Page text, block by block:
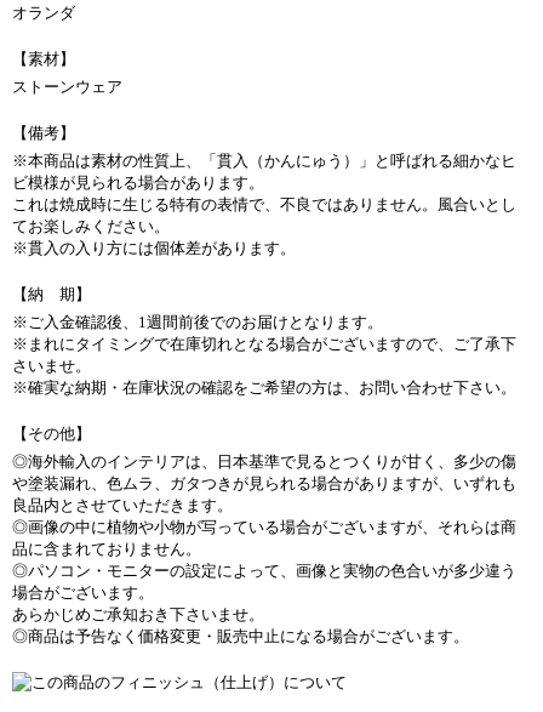
オランダ
【素材】
ストーンウェア
【備考】
※本商品は素材の性質上、「貫入（かんにゅう）」と呼ばれる細かなヒ
ビ模様が見られる場合があります。
これは焼成時に生じる特有の表情で、不良ではありません。風合いとし
てお楽しみください。
※貫入の入り方には個体差があります。
【納 期】
※ご入金確認後、1週間前後でのお届けとなります。
※まれにタイミングで在庫切れとなる場合がございますので、ご了承下
さいませ。
※確実な納期・在庫状況の確認をご希望の方は、お問い合わせ下さい。
【その他】
◎海外輸入のインテリアは、日本基準で見るとつくりが甘く、多少の傷
や塗装漏れ、色ムラ、ガタつきが見られる場合がありますが、いずれも
良品内とさせていただきます。
◎画像の中に植物や小物が写っている場合がございますが、それらは商
品に含まれておりません。
◎パソコン・モニターの設定によって、画像と実物の色合いが多少違う
場合がございます。
あらかじめご承知おき下さいませ。
◎商品は予告なく価格変更・販売中止になる場合がございます。